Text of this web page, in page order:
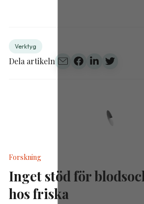
Verktyg
Dela artikeln
Forskning
Inget stöd för
hos friska